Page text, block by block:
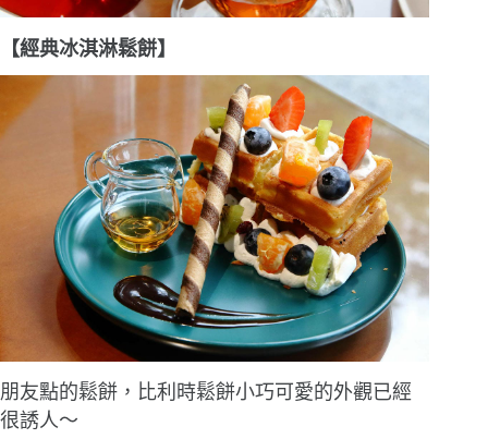
【經典冰淇淋鬆餅】
朋友點的鬆餅，比利時鬆餅小巧可愛的外觀已經
很誘人〜